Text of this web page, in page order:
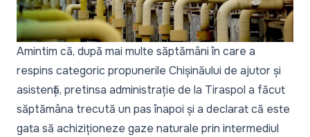
Amintim că, după mai multe săptămâni în care a
respins categoric propunerile Chișinăului de ajutor și
asistență, pretinsa administrație de la Tiraspol a făcut
săptămâna trecută un pas înapoi și a declarat că este
gata să achiziționeze gaze naturale prin intermediul